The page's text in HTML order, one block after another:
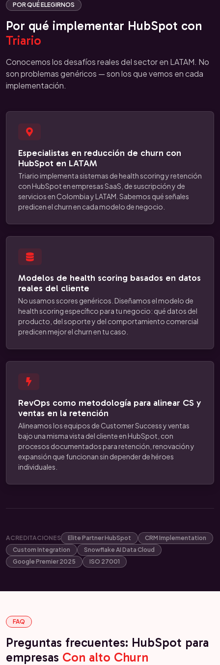
POR QUÉ ELEGIRNOS
Por qué implementar HubSpot con
Triario
Conocemos los desafíos reales del sector en LATAM. No
son problemas genéricos — son los que vemos en cada
implementación.
Especialistas en reducción de churn con
HubSpot en LATAM
Triario implementa sistemas de health scoring y retención
con HubSpot en empresas SaaS, de suscripción y de
servicios en Colombia y LATAM. Sabemos qué señales
predicen el churn en cada modelo de negocio.
Modelos de health scoring basados en datos
reales del cliente
No usamos scores genéricos. Diseñamos el modelo de
health scoring específico para tu negocio: qué datos del
producto, del soporte y del comportamiento comercial
predicen mejor el churn en tu caso.
RevOps como metodología para alinear CS y
ventas en la retención
Alineamos los equipos de Customer Success y ventas
bajo una misma vista del cliente en HubSpot, con
procesos documentados para retención, renovación y
expansión que funcionan sin depender de héroes
individuales.
ACREDITACIONES Elite Partner HubSpot
CRM Implementation
Custom Integration
Snowflake AI Data Cloud
Google Premier 2025
ISO 27001
FAQ
Preguntas frecuentes: HubSpot para
empresas Con alto Churn